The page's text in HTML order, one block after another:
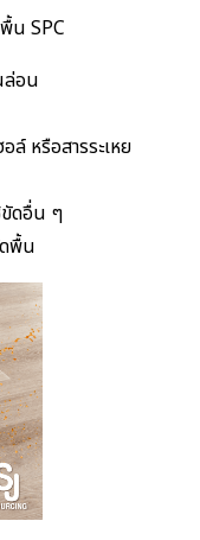
น SPC
ล่อน
หรือสารระเหย
ขัดอื่น ๆ
พื้น